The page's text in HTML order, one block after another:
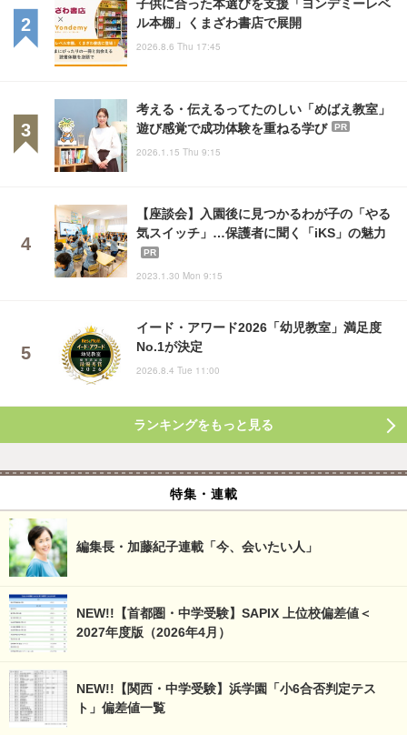
ル本棚」くまざわ書店で展開
2026.8.6 Thu 17:45
考える・伝えるってたのしい「めばえ教室」
遊び感覚で成功体験を重ねる学び
PR
2026.1.15 Thu 9:15
【座談会】入園後に見つかるわが子の「やる
気スイッチ」…保護者に聞く「iKS」の魅力
PR
2023.1.30 Mon 9:15
イード・アワード2026「幼児教室」満足度
No.1が決定
2026.8.4 Tue 11:00
ランキングをもっと見る
特集・連載
編集長・加藤紀子連載「今、会いたい人」
NEW!!【首都圏・中学受験】SAPIX 上位校偏差値＜
2027年度版（2026年4月）
NEW!!【関西・中学受験】浜学園「小6合否判定テス
ト」偏差値一覧